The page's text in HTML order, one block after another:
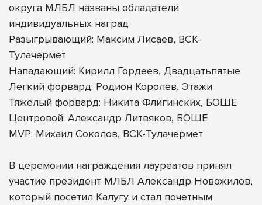
округа МЛБЛ названы обладатели
индивидуальных наград
Разыгрывающий: Максим Лисаев, ВСК-
Тулачермет
Нападающий: Кирилл Гордеев, Двадцатьпятые
Легкий форвард: Родион Королев, Этажи
Тяжелый форвард: Никита Флигинских, БОШЕ
Центровой: Александр Литвяков, БОШЕ
MVP: Михаил Соколов, ВСК-Тулачермет
В церемонии награждения лауреатов принял
участие президент МЛБЛ Александр Новожилов,
который посетил Калугу и стал почетным